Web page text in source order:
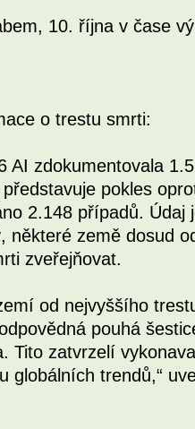
10. října v čase
o trestu smrti:
AI zdokumentovala
pokles
2.148 případů. Údaj
některé země dosud
zveřejňovat.
od nejvyššího
pouhá
Tito zatvrzelí
globálních trendů,“